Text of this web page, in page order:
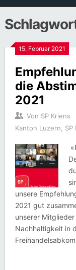
15. Februar 2021
die
2021
Von SP Kriens
Kanton Luzern
SP
unsere
2021 gut
unserer
Nachhaltigkeit in